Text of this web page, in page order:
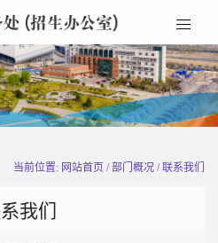
当前位置: 网站首页 / 部门概况 / 联系我们
我们